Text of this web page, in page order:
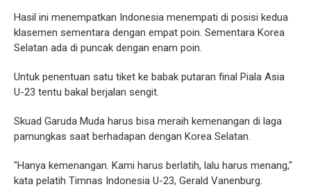
Hasil ini menempatkan Indonesia menempati di posisi kedua
klasemen sementara dengan empat poin. Sementara Korea
Selatan ada di puncak dengan enam poin.
Untuk penentuan satu tiket ke babak putaran final Piala Asia
U-23 tentu bakal berjalan sengit.
Skuad Garuda Muda harus bisa meraih kemenangan di laga
pamungkas saat berhadapan dengan Korea Selatan.
"Hanya kemenangan. Kami harus berlatih, lalu harus menang,"
kata pelatih Timnas Indonesia U-23, Gerald Vanenburg.